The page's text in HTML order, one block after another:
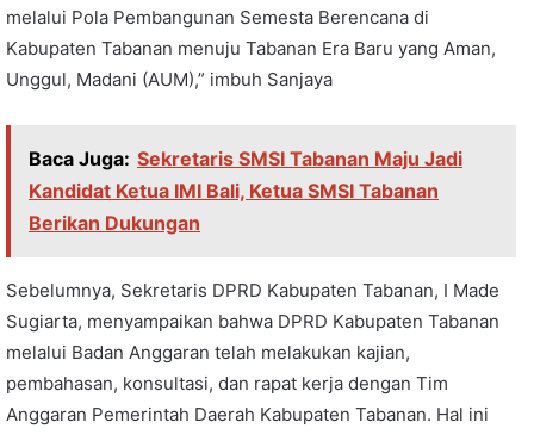
melalui Pola Pembangunan Semesta Berencana di
Kabupaten Tabanan menuju Tabanan Era Baru yang Aman,
Unggul, Madani (AUM),” imbuh Sanjaya
Baca Juga: Sekretaris SMSI Tabanan Maju Jadi
Kandidat Ketua IMI Bali, Ketua SMSI Tabanan
Berikan Dukungan
Sebelumnya, Sekretaris DPRD Kabupaten Tabanan, I Made
Sugiarta, menyampaikan bahwa DPRD Kabupaten Tabanan
melalui Badan Anggaran telah melakukan kajian,
pembahasan, konsultasi, dan rapat kerja dengan Tim
Anggaran Pemerintah Daerah Kabupaten Tabanan. Hal ini